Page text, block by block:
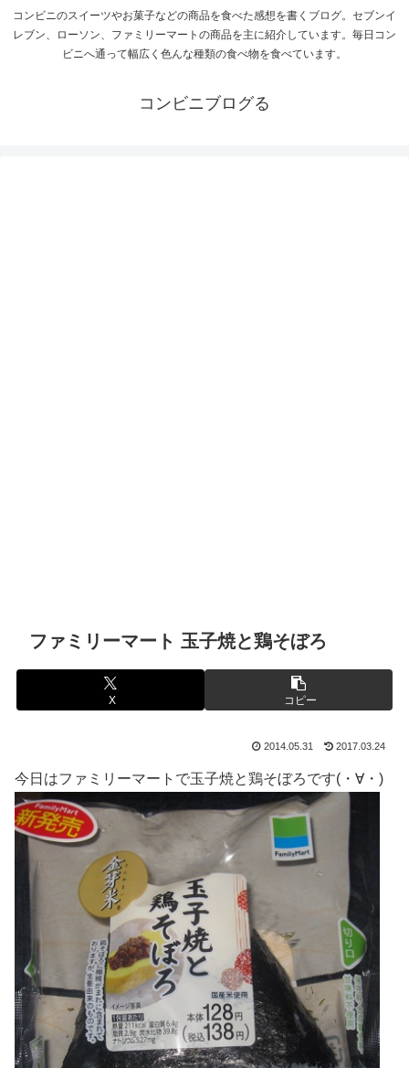
コンビニのスイーツやお菓子などの商品を食べた感想を書くブログ。セブンイ
レブン、ローソン、ファミリーマートの商品を主に紹介しています。毎日コン
ビニへ通って幅広く色んな種類の食べ物を食べています。
コンビニブログる
ファミリーマート 玉子焼と鶏そぼろ
X コピー
2014.05.31 2017.03.24
今日はファミリーマートで玉子焼と鶏そぼろです(・∀・)